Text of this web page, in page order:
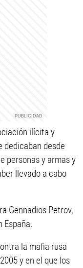
ilícita y
dedicaban desde
personas y armas y
llevado a cabo
Gennadios Petrov,
España.
la mafia rusa
y en el que los